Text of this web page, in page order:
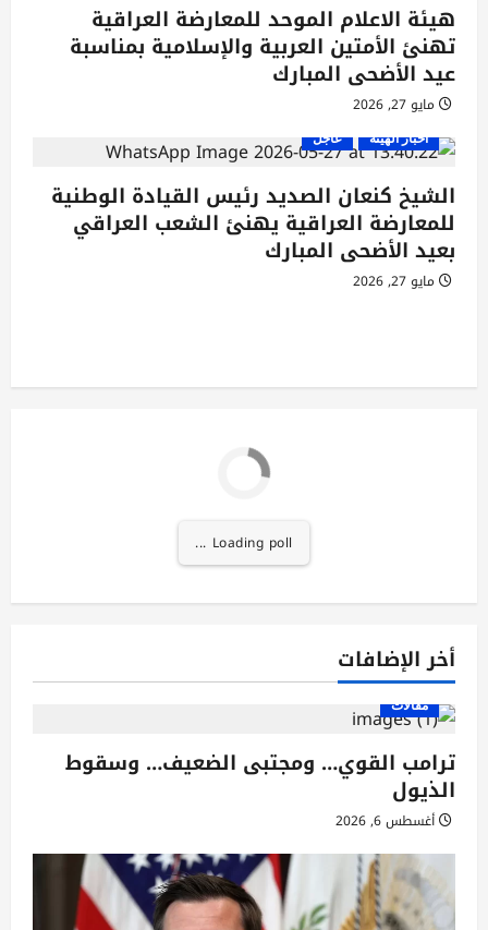
ت
هيئة الاعلام الموحد للمعارضة العراقية
تهنئ الأمتين العربية والإسلامية بمناسبة
عيد الأضحى المبارك
مايو 27, 2026
أخبار الهيئة عاجل
الشيخ كنعان الصديد رئيس القيادة الوطنية
للمعارضة العراقية يهنئ الشعب العراقي
بعيد الأضحى المبارك
مايو 27, 2026
Loading poll ...
أخر الإضافات
مقالات
ترامب القوي… ومجتبى الضعيف… وسقوط
الذيول
أغسطس 6, 2026